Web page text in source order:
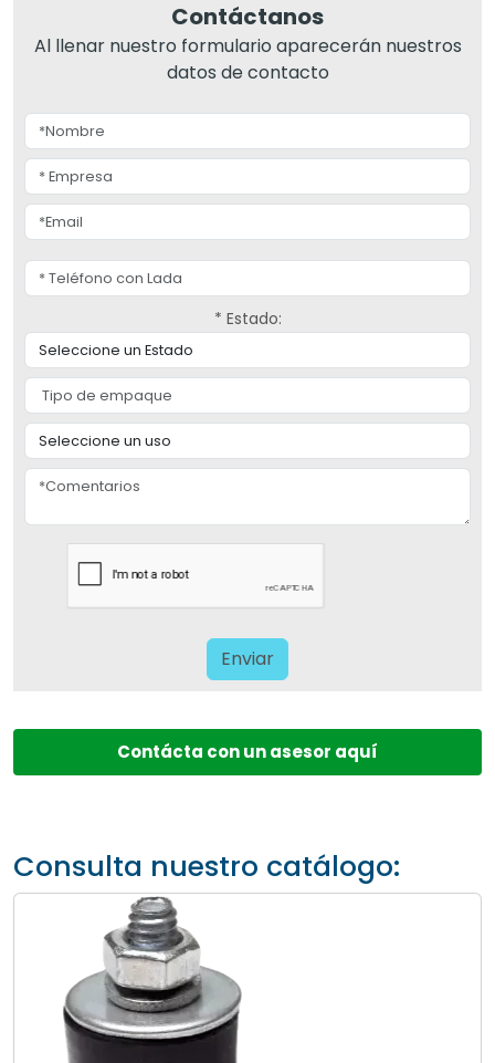
Contáctanos
Al llenar nuestro formulario aparecerán nuestros
datos de contacto
* Estado:
Contácta con un asesor aquí
Consulta nuestro catálogo: